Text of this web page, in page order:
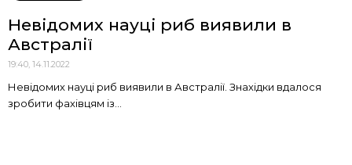
Невідомих науці риб виявили в
Австралії
19:40, 14.11.2022
Невідомих науці риб виявили в Австралії. Знахідки вдалося
зробити фахівцям із...